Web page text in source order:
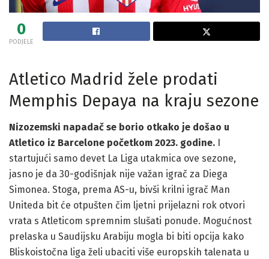
0
PODJELE
Atletico Madrid žele prodati
Memphis Depaya na kraju sezone
Nizozemski napadač se borio otkako je došao u
Atletico iz Barcelone početkom 2023. godine.
startujući samo devet La Liga utakmica ove sezone,
jasno je da 30-godišnjak nije važan igrač za Diega
Simonea. Stoga, prema AS-u, bivši krilni igrač Man
Uniteda bit će otpušten čim ljetni prijelazni rok otvori
vrata s Atleticom spremnim slušati ponude. Mogućnost
prelaska u Saudijsku Arabiju mogla bi biti opcija kako
Bliskoistočna liga želi ubaciti više europskih talenata u